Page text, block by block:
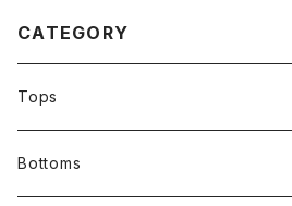
CATEGORY
Tops
Bottoms